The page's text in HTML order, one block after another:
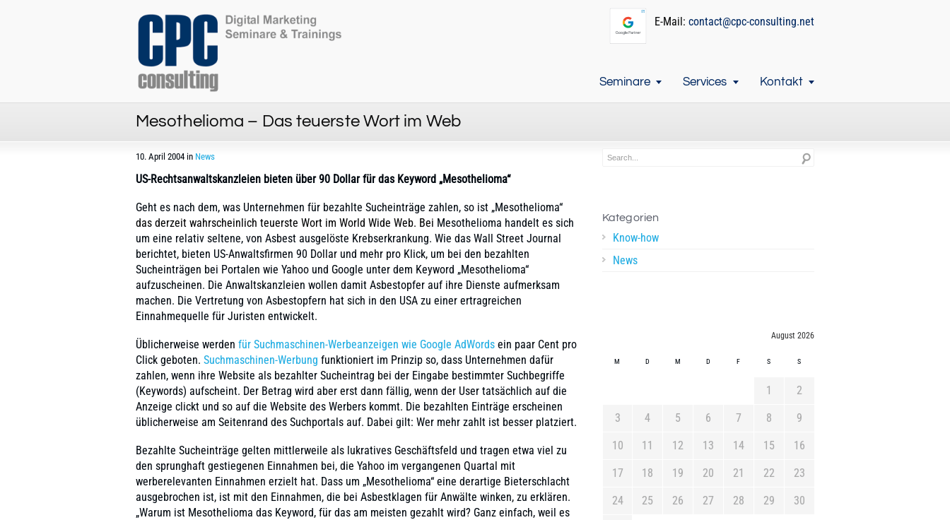
E-Mail: contact@cpc-consulting.net
Seminare Services Kontakt
Mesothelioma – Das teuerste Wort im Web
10. April 2004 in News
US-Rechtsanwaltskanzleien bieten über 90 Dollar für das Keyword „Mesothelioma“
Geht es nach dem, was Unternehmen für bezahlte Sucheinträge zahlen, so ist „Mesothelioma“
das derzeit wahrscheinlich teuerste Wort im World Wide Web. Bei Mesothelioma handelt es sich
um eine relativ seltene, von Asbest ausgelöste Krebserkrankung. Wie das Wall Street Journal
berichtet, bieten US-Anwaltsfirmen 90 Dollar und mehr pro Klick, um bei den bezahlten
Sucheinträgen bei Portalen wie Yahoo und Google unter dem Keyword „Mesothelioma“
aufzuscheinen. Die Anwaltskanzleien wollen damit Asbestopfer auf ihre Dienste aufmerksam
machen. Die Vertretung von Asbestopfern hat sich in den USA zu einer ertragreichen
Einnahmequelle für Juristen entwickelt.
Üblicherweise werden für Suchmaschinen-Werbeanzeigen wie Google AdWords ein paar Cent pro
Click geboten. Suchmaschinen-Werbung funktioniert im Prinzip so, dass Unternehmen dafür
zahlen, wenn ihre Website als bezahlter Sucheintrag bei der Eingabe bestimmter Suchbegriffe
(Keywords) aufscheint. Der Betrag wird aber erst dann fällig, wenn der User tatsächlich auf die
Anzeige clickt und so auf die Website des Werbers kommt. Die bezahlten Einträge erscheinen
üblicherweise am Seitenrand des Suchportals auf. Dabei gilt: Wer mehr zahlt ist besser platziert.
Bezahlte Sucheinträge gelten mittlerweile als lukratives Geschäftsfeld und tragen etwa viel zu
den sprunghaft gestiegenen Einnahmen bei, die Yahoo im vergangenen Quartal mit
werberelevanten Einnahmen erzielt hat. Dass um „Mesothelioma“ eine derartige Bieterschlacht
ausgebrochen ist, ist mit den Einnahmen, die bei Asbestklagen für Anwälte winken, zu erklären.
„Warum ist Mesothelioma das Keyword, für das am meisten gezahlt wird? Ganz einfach, weil es
Kategorien
Know-how
News
August 2026
M D M D F S S
1 2
3 4 5 6 7 8 9
10 11 12 13 14 15 16
17 18 19 20 21 22 23
24 25 26 27 28 29 30